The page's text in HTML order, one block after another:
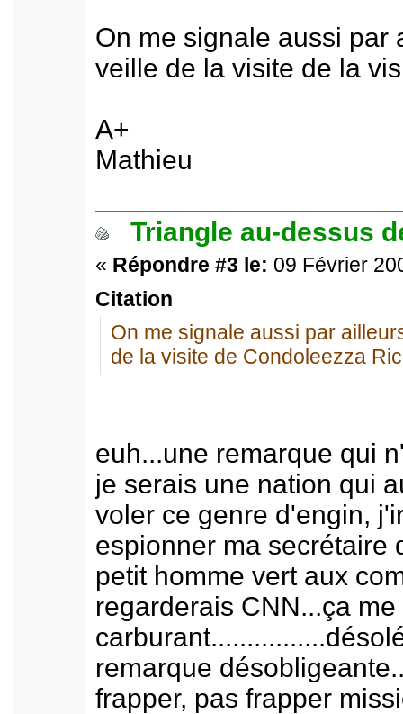
On me signale aussi par
veille de la visite de la
A+
Mathieu
Triangle au-dessus
« Répondre #3 le: 09 Février
Citation
On me signale aussi par
de la visite de Condoleezza
euh...une remarque qui
je serais une nation qui
voler ce genre d'engin,
espionner ma secrétaire
petit homme vert aux
regarderais CNN...ça
remarque
frapper, pas frapper